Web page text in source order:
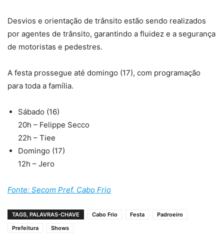
Desvios e orientação de trânsito estão sendo realizados
por agentes de trânsito, garantindo a fluidez e a segurança
de motoristas e pedestres.
A festa prossegue até domingo (17), com programação
para toda a família.
Sábado (16)
20h – Felippe Secco
22h – Tiee
Domingo (17)
12h – Jero
Fonte: Secom Pref. Cabo Frio
TAGS, PALAVRAS-CHAVE Cabo Frio Festa
Padroeiro
Prefeitura
Shows